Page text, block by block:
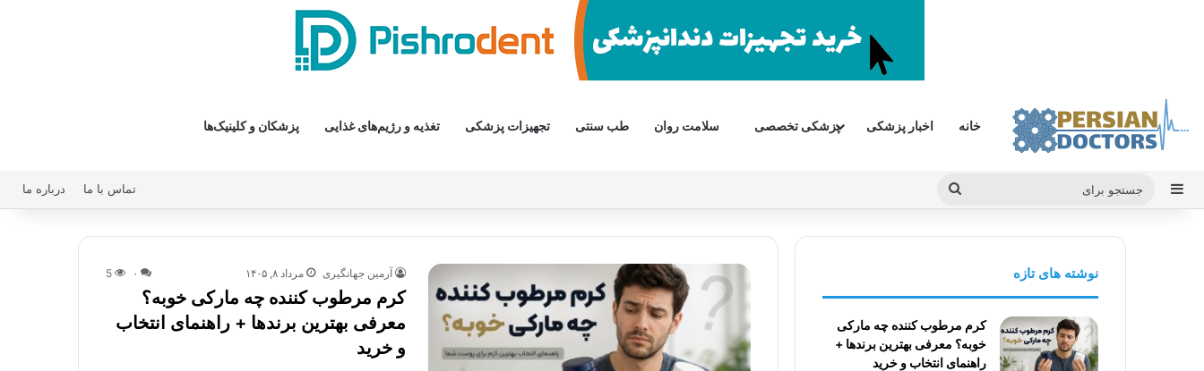
خانه اخبار پزشکی پزشکی تخصصی سلامت روان طب سنتی تجهیزات پزشکی تغذیه و رژیم‌های غذایی پزشکان و کلینیک‌ها
سایدبار تماس با ما درباره ما
آرمین جهانگیری مرداد ۸, ۱۴۰۵ ۰ 5
کرم مرطوب کننده چه مارکی خوبه؟
معرفی بهترین برندها + راهنمای انتخاب
و خرید
نوشته های تازه
کرم مرطوب کننده چه مارکی
خوبه؟ معرفی بهترین برندها +
راهنمای انتخاب و خرید